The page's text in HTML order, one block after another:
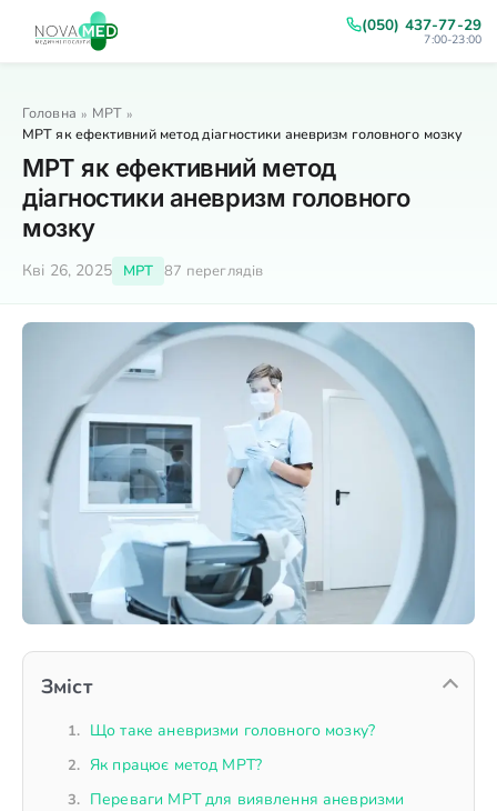
(050) 437-77-29
7:00-23:00
Головна » МРТ »
МРТ як ефективний метод діагностики аневризм головного мозку
МРТ як ефективний метод
діагностики аневризм головного
мозку
Кві 26, 2025 МРТ 87 переглядів
Зміст
Що таке аневризми головного мозку?
Як працює метод МРТ?
Переваги МРТ для виявлення аневризми